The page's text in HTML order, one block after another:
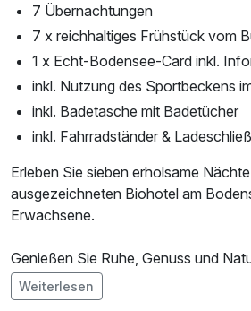
7 Übernachtungen
7 x reichhaltiges Frühstück vom
1 x Echt-Bodensee-Card inkl.
inkl. Nutzung des Sportbeckens
inkl. Badetasche mit Badetücher
inkl. Fahrradständer &
Erleben Sie sieben erholsame
ausgezeichneten Biohotel am
Erwachsene.
Genießen Sie Ruhe, Genuss und
Weinbergen, mit Blick auf den See.
Starten Sie entspannt in den Tag mit
Im Angebot enthalten
Weiterlesen